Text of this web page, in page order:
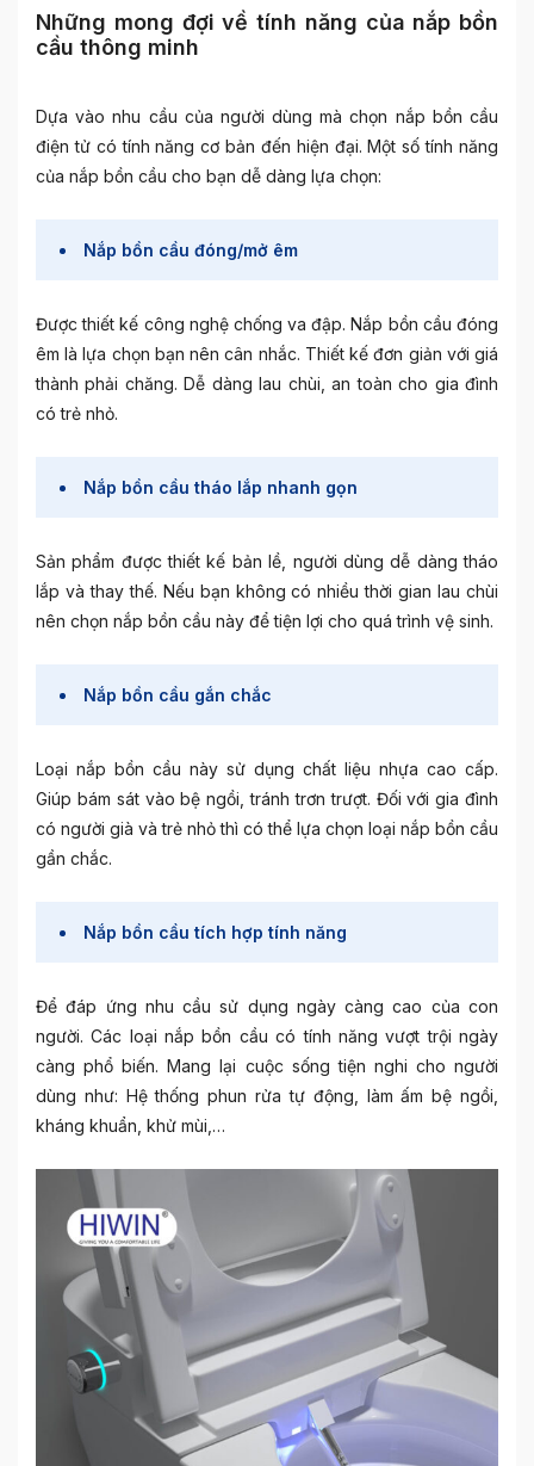
Những mong đợi về tính năng của nắp bồn
cầu thông minh
Dựa vào nhu cầu của người dùng mà chọn nắp bồn cầu
điện tửcó tính năng cơ bản đến hiện đại. Một số tính năng
của nắp bồn cầu cho bạn dễ dàng lựa chọn:
Nắp bồn cầu đóng/mở êm
Được thiết kế công nghệ chống va đập. Nắp bồn cầu đóng
êm là lựa chọn bạn nên cân nhắc. Thiết kế đơn giản với giá
thành phải chăng. Dễ dàng lau chùi, an toàn cho gia đình
có trẻ nhỏ.
Nắp bồn cầu tháo lắp nhanh gọn
Sản phẩm được thiết kế bản lề, người dùng dễ dàng tháo
lắp và thay thế. Nếu bạn không có nhiều thời gian lau chùi
nên chọn nắp bồn cầu này để tiện lợi cho quá trình vệ sinh.
Nắp bồn cầu gắn chắc
Loại nắp bồn cầu này sử dụng chất liệu nhựa cao cấp.
Giúp bám sát vào bệ ngồi, tránh trơn trượt. Đối với gia đình
có người già và trẻ nhỏ thì có thể lựa chọn loại nắp bồn cầu
gần chắc.
Nắp bồn cầu tích hợp tính năng
Để đáp ứng nhu cầu sử dụng ngày càng cao của con
người. Các loại nắp bồn cầu có tính năng vượt trội ngày
càng phổ biến. Mang lại cuộc sống tiện nghi cho người
dùng như: Hệ thống phun rửa tự động, làm ấm bệ ngồi,
kháng khuẩn, khử mùi,…